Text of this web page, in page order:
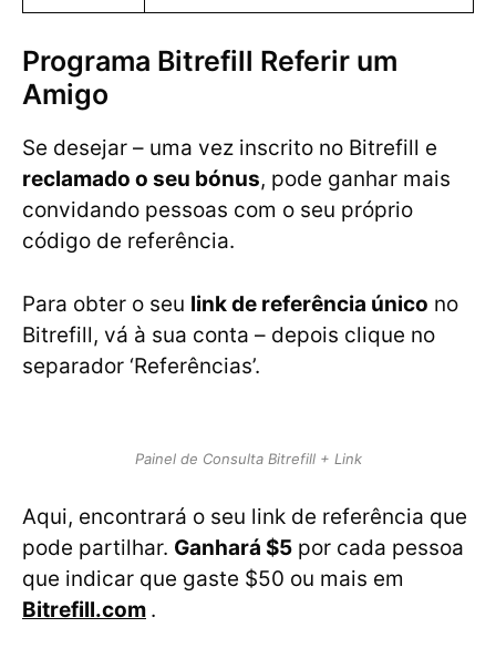
Programa Bitrefill Referir um
Amigo
Se desejar – uma vez inscrito no Bitrefill e
reclamado o seu bónus, pode ganhar mais
convidando pessoas com o seu próprio
código de referência.
Para obter o seu link de referência único no
Bitrefill, vá à sua conta – depois clique no
separador ‘Referências’.
Painel de Consulta Bitrefill + Link
Aqui, encontrará o seu link de referência que
pode partilhar. Ganhará $5 por cada pessoa
que indicar que gaste $50 ou mais em
Bitrefill.com .